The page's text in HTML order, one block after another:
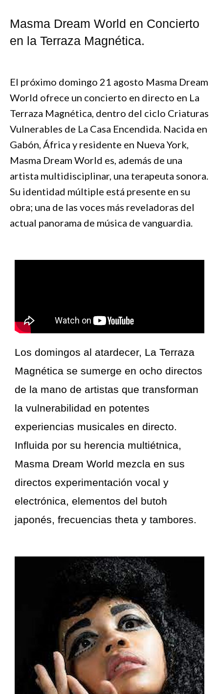
Masma Dream World en Concierto
en la Terraza Magnética.
El próximo domingo 21 agosto Masma Dream
World ofrece un concierto en directo en La
Terraza Magnética, dentro del ciclo Criaturas
Vulnerables de La Casa Encendida. Nacida en
Gabón, África y residente en Nueva York,
Masma Dream World es, además de una
artista multidisciplinar, una terapeuta sonora.
Su identidad múltiple está presente en su
obra; una de las voces más reveladoras del
actual panorama de música de vanguardia.
Los domingos al atardecer, La Terraza
Magnética se sumerge en ocho directos
de la mano de artistas que transforman
la vulnerabilidad en potentes
experiencias musicales en directo.
Influida por su herencia multiétnica,
Masma Dream World mezcla en sus
directos experimentación vocal y
electrónica, elementos del butoh
japonés, frecuencias theta y tambores.